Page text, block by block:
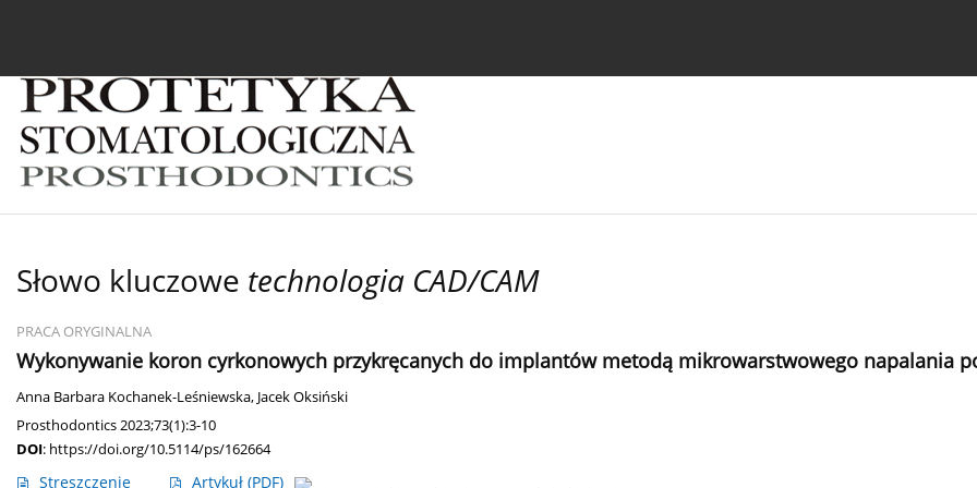
Słowo kluczowe technologia CAD/CAM
PRACA ORYGINALNA
Wykonywanie koron cyrkonowych przykręcanych do implantów metodą mikrowarstwowego napalania
Anna Barbara Kochanek-Leśniewska, Jacek Oksiński
Prosthodontics 2023;73(1):3-10
DOI: https://doi.org/10.5114/ps/162664
Streszczenie Artykuł (PDF)